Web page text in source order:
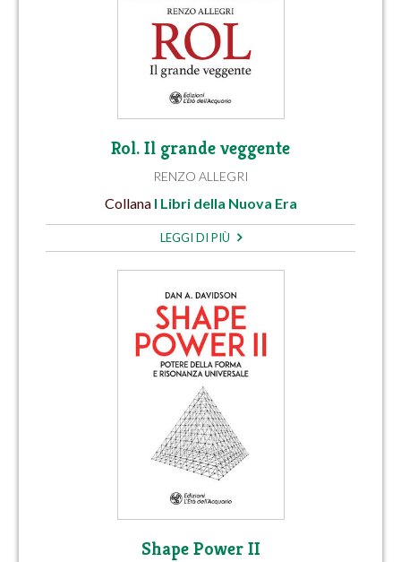
Rol. Il grande veggente
RENZO ALLEGRI
Collana I Libri della Nuova Era
LEGGI DI PIÙ
Shape Power II